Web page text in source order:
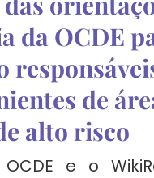
da OCDE
de
alto risco
e o